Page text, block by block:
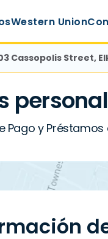
Western Union
Cassopolis Street,
Pago y Préstamos